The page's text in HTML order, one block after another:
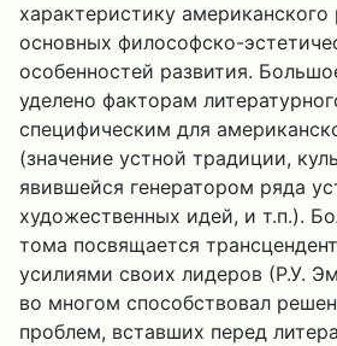
характеристику
основных философско-
особенностей развития.
уделено факторам
специфическим для
(значение устной традиции,
явившейся генератором ряда
художественных идей, и т.п.).
тома посвящается
усилиями своих лидеров (Р.У.
во многом способствовал
проблем, вставших перед